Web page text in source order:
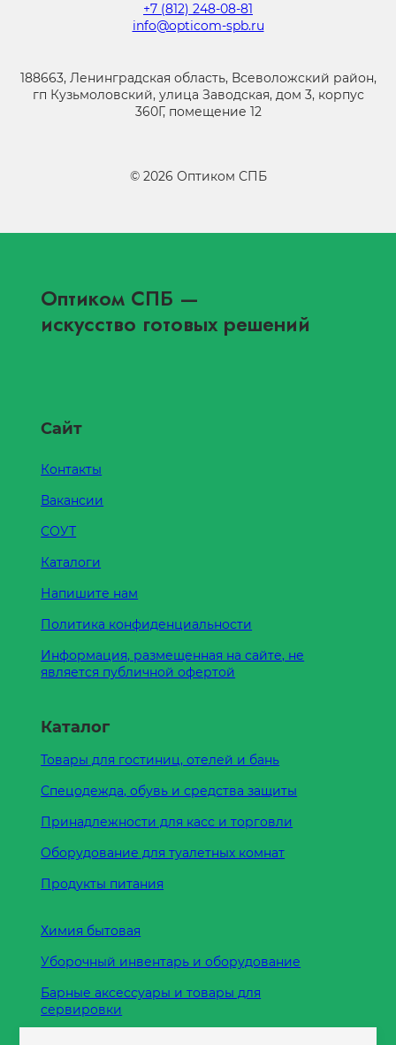
+7 (812) 248-08-81
info@opticom-spb.ru
188663, Ленинградская область, Всеволожский район,
гп Кузьмоловский, улица Заводская, дом 3, корпус
360Г, помещение 12
© 2026 Оптиком СПБ
Оптиком СПБ —
искусство готовых решений
Сайт
Контакты
Вакансии
СОУТ
Каталоги
Напишите нам
Политика конфиденциальности
Информация, размещенная на сайте, не
является публичной офертой
Каталог
Товары для гостиниц, отелей и бань
Спецодежда, обувь и средства защиты
Принадлежности для касс и торговли
Оборудование для туалетных комнат
Продукты питания
Химия бытовая
Уборочный инвентарь и оборудование
Барные аксессуары и товары для
сервировки